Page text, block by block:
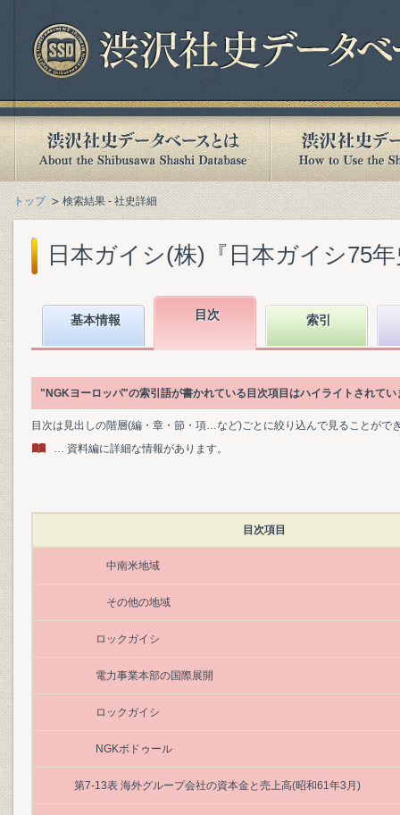
トップ 検索結果 - 社史詳細
日本ガイシ(株)『日本ガイシ75
基本情報 目次 索引
"NGKヨーロッパ"の索引語が書かれている目次項目はハイライトされてい
目次は見出しの階層(編・章・節・項…など)ごとに絞り込んで見ることがで
… 資料編に詳細な情報があります。
目次項目
中南米地域
その他の地域
ロックガイシ
電力事業本部の国際展開
ロックガイシ
NGKボドゥール
第7‐13表 海外グループ会社の資本金と売上高(昭和61年3月)